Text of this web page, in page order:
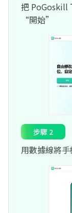
把 PoGoskill
“開始”
步驟 2
用數據線將